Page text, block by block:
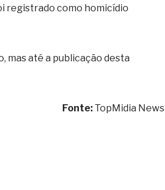
registrado como homicídio
mas até a publicação desta
Fonte: TopMidia News